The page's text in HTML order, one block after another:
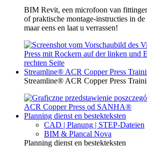
BIM Revit, een microfoon van
of praktische montage-instructies in
maar eens en laat u verrassen!
Streamline® ACR Copper Press
Streamline® ACR Copper Press
Planning dienst en bestekteksten
CAD | Planung | STEP-Dateien
BIM & Plancal Nova
Planning dienst en bestekteksten